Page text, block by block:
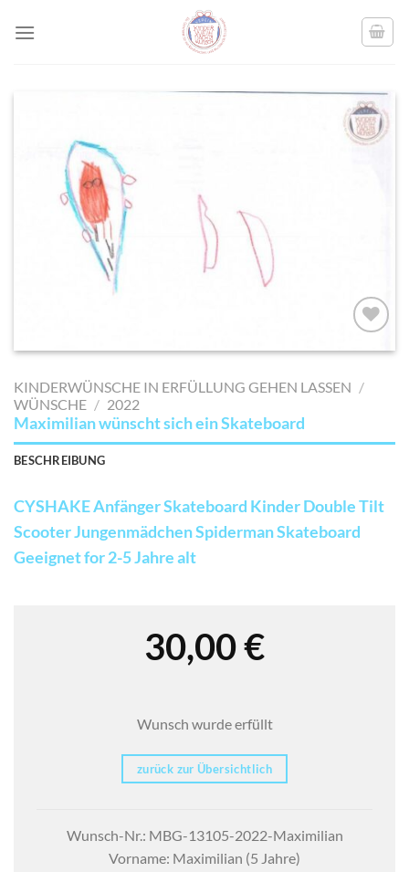
AUF MEINE
SETZEN
KINDERWÜNSCHE IN ERFÜLLUNG GEHEN LASSEN /
WÜNSCHE / 2022
Maximilian wünscht sich ein Skateboard
BESCHREIBUNG
CYSHAKE Anfänger Skateboard Kinder Double Tilt
Scooter Jungenmädchen Spiderman Skateboard
Geeignet for 2-5 Jahre alt
30,00€
Wunsch wurde erfüllt
zurück zur Übersichtlich
Wunsch-Nr.: MBG-13105-2022-Maximilian
Vorname: Maximilian (5 Jahre)